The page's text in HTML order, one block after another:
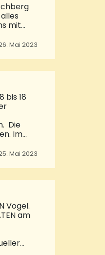
mit
auf die
Mai 2023
bis 18
Die
Im
Mai 2023
Vogel.
am